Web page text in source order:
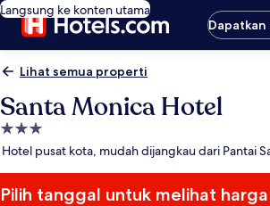
Langsung ke konten utama
Dapatkan
Lihat semua properti
Santa Monica Hotel
Properti
bintang
Hotel pusat kota, mudah dijangkau dari Pantai
Pilih tanggal untuk melihat harga